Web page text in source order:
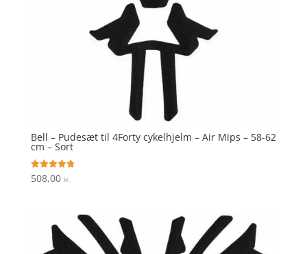
Bell – Pudesæt til 4Forty cykelhjelm – Air Mips – 58-62
cm – Sort
Vurderet
4.8
508,00 kr.